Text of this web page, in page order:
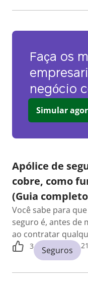
Faça os
negócio
Simular
Apólice de
cobre, como
(Guia
Você sabe para
seguro é, antes de
ao contratar
3 Seguros